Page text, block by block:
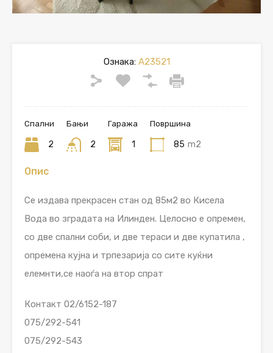
Ознака:A23521
Спални
2
Бањи
2
Гаража
1
Површина
85 m2
Опис
Се издава прекрасен стан од 85м2 во Кисела
Вода во зградата на Илинден. Целосно е опремен,
со две спални соби, и две тераси и две купатила ,
опремена кујна и трпезарија со сите куќни
елемнти,се наоѓа на втор спрат
Контакт 02/6152-187
075/292-541
075/292-543